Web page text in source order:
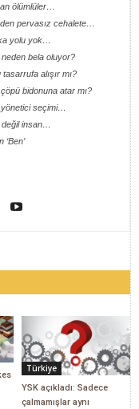
ölümlüler…
pervasız cehalete…
yolu yok…
bela oluyor?
alışır mı?
bidonuna atar mı?
yönetici seçimi…
değil insan…
Türkiye
YSK açıkladı: Sadece
çalmamışlar aynı